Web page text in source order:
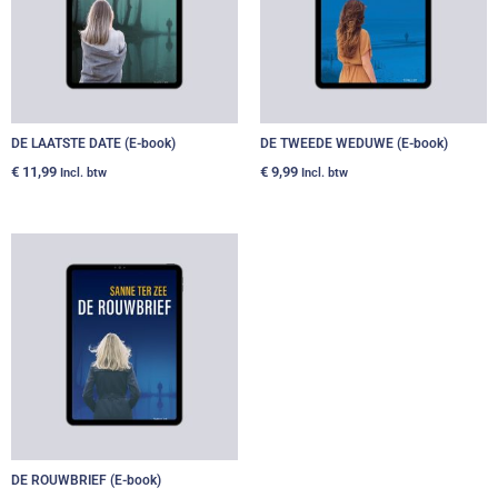
DE LAATSTE DATE (E-book)
€ 11,99 Incl. btw
DE TWEEDE WEDUWE (E-book)
€ 9,99 Incl. btw
DE ROUWBRIEF (E-book)